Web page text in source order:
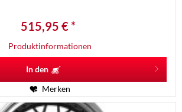
515,95 € *
Produktinformationen
In den
Merken